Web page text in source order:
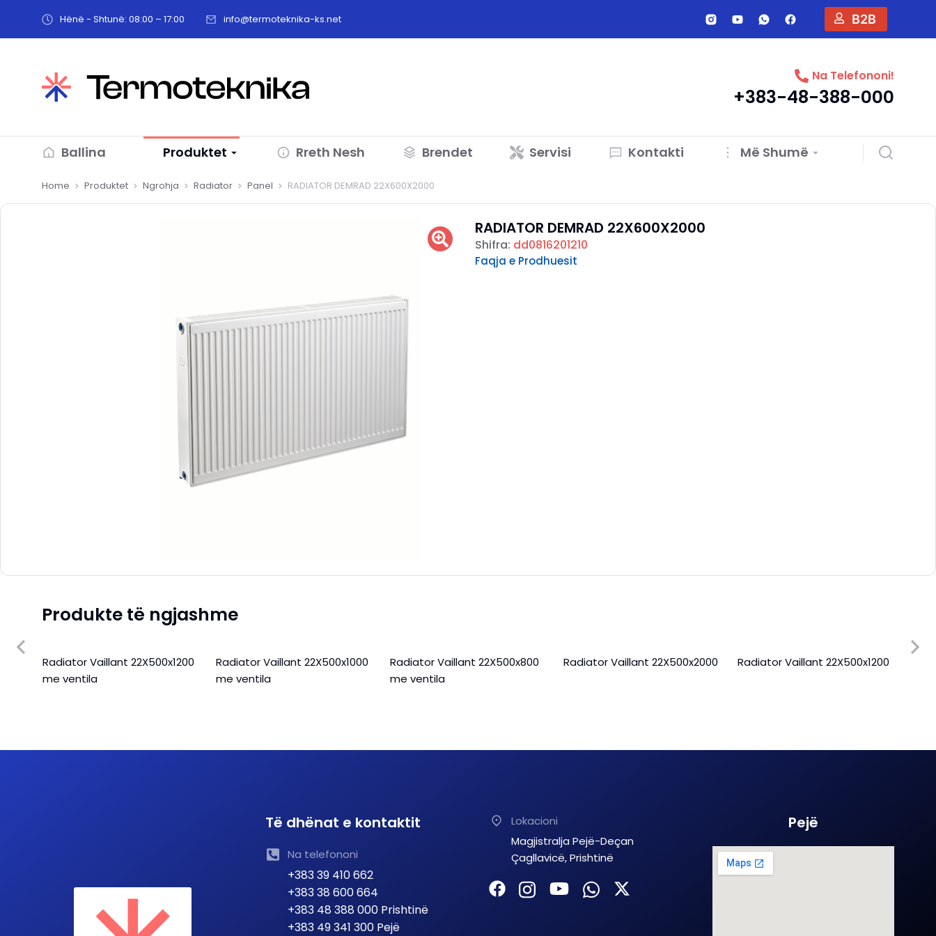
Hënë - Shtunë: 08:00 – 17:00 info@termoteknika-ks.net B2B
Na Telefononi!
+383-48-388-000
Ballina Produktet Rreth Nesh Brendet Servisi Kontakti Më Shumë
You are here:
Home Produktet Ngrohja Radiator Panel RADIATOR DEMRAD 22X600X2000
RADIATOR DEMRAD 22X600X2000
Shifra: dd0816201210
Faqja e Prodhuesit
Produkte të ngjashme
Radiator Vaillant 22X500x1200
me ventila
Radiator Vaillant 22X500x1000
me ventila
Radiator Vaillant 22X500x800
me ventila
Radiator Vaillant 22X500x2000 Radiator Vaillant 22X500x1200
Të dhënat e kontaktit
Na telefononi
+383 39 410 662
+383 38 600 664
+383 48 388 000 Prishtinë
+383 49 341 300 Pejë
Lokacioni
Magjistralja Pejë-Deçan
Çagllavicë, Prishtinë
Pejë